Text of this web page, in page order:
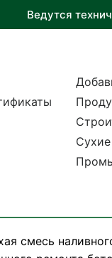
Ведутся
смесь